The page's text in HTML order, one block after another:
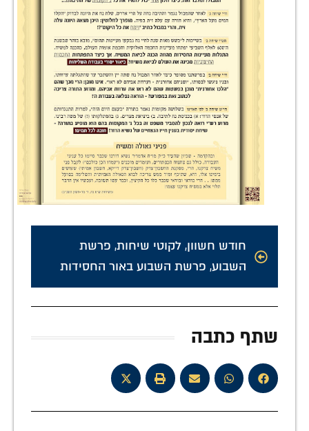
חודש חשוון, לקוטי שיחות, פרשת
השבוע, פרשת השבוע באור החסידות
שתף כתבה